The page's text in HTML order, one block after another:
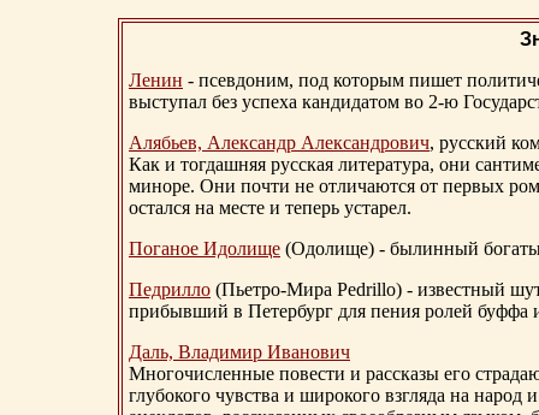
Ленин - псевдоним, под которым пишет
выступал без успеха кандидатом во 2-ю
Алябьев, Александр Александрович, русский
Как и тогдашняя русская литература, они
миноре. Они почти не отличаются от первых
остался на месте и теперь устарел.
Поганое Идолище (Одолище) - былинный
Педрилло (Пьетро-Мира Pedrillo) - известный
прибывший в Петербург для пения ролей буффа
Даль, Владимир Иванович
Многочисленные повести и рассказы его
глубокого чувства и широкого взгляда на